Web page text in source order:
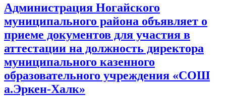
Администрация Ногайского
муниципального района объявляет о
приеме документов для участия в
аттестации на должность директора
муниципального казенного
образовательного учреждения «СОШ
а.Эркен-Халк»